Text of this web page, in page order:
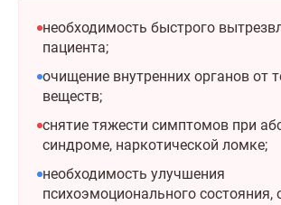
необходимость быстрого
пациента;
очищение внутренних органов от
веществ;
снятие тяжести симптомов при
синдроме, наркотической ломке;
необходимость улучшения
психоэмоционального состояния,